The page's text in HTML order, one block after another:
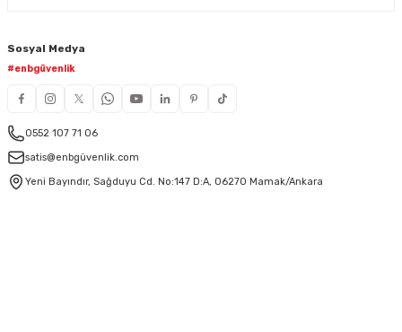
Sosyal Medya
#enbgüvenlik
0552 107 71 06
satis@enbgüvenlik.com
Yeni Bayındır, Sağduyu Cd. No:147 D:A, 06270 Mamak/Ankara